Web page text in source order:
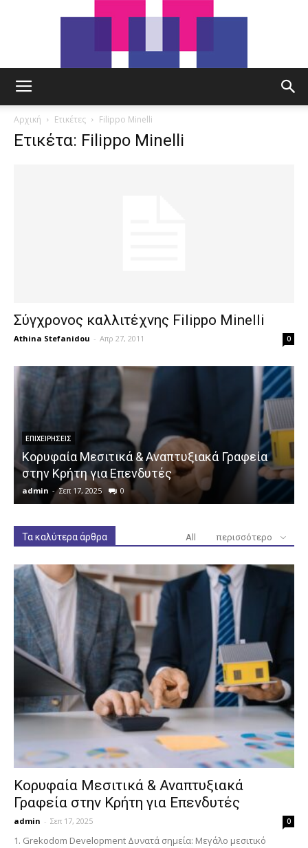
Αρχική Ετικέτες Filippo Minelli
Ετικέτα: Filippo Minelli
Σύγχρονος καλλιτέχνης Filippo Minelli
Athina Stefanidou - Απρ 27, 2011 0
ΕΠΙΧΕΙΡΉΣΕΙΣ
Κορυφαία Μεσιτικά & Αναπτυξιακά Γραφεία
στην Κρήτη για Επενδυτές
admin - Σεπ 17, 2025 0
Τα καλύτερα άρθρα All περισσότερο
Κορυφαία Μεσιτικά & Αναπτυξιακά
Γραφεία στην Κρήτη για Επενδυτές
admin - Σεπ 17, 2025 0
1. Grekodom Development Δυνατά σημεία: Μεγάλο μεσιτικό